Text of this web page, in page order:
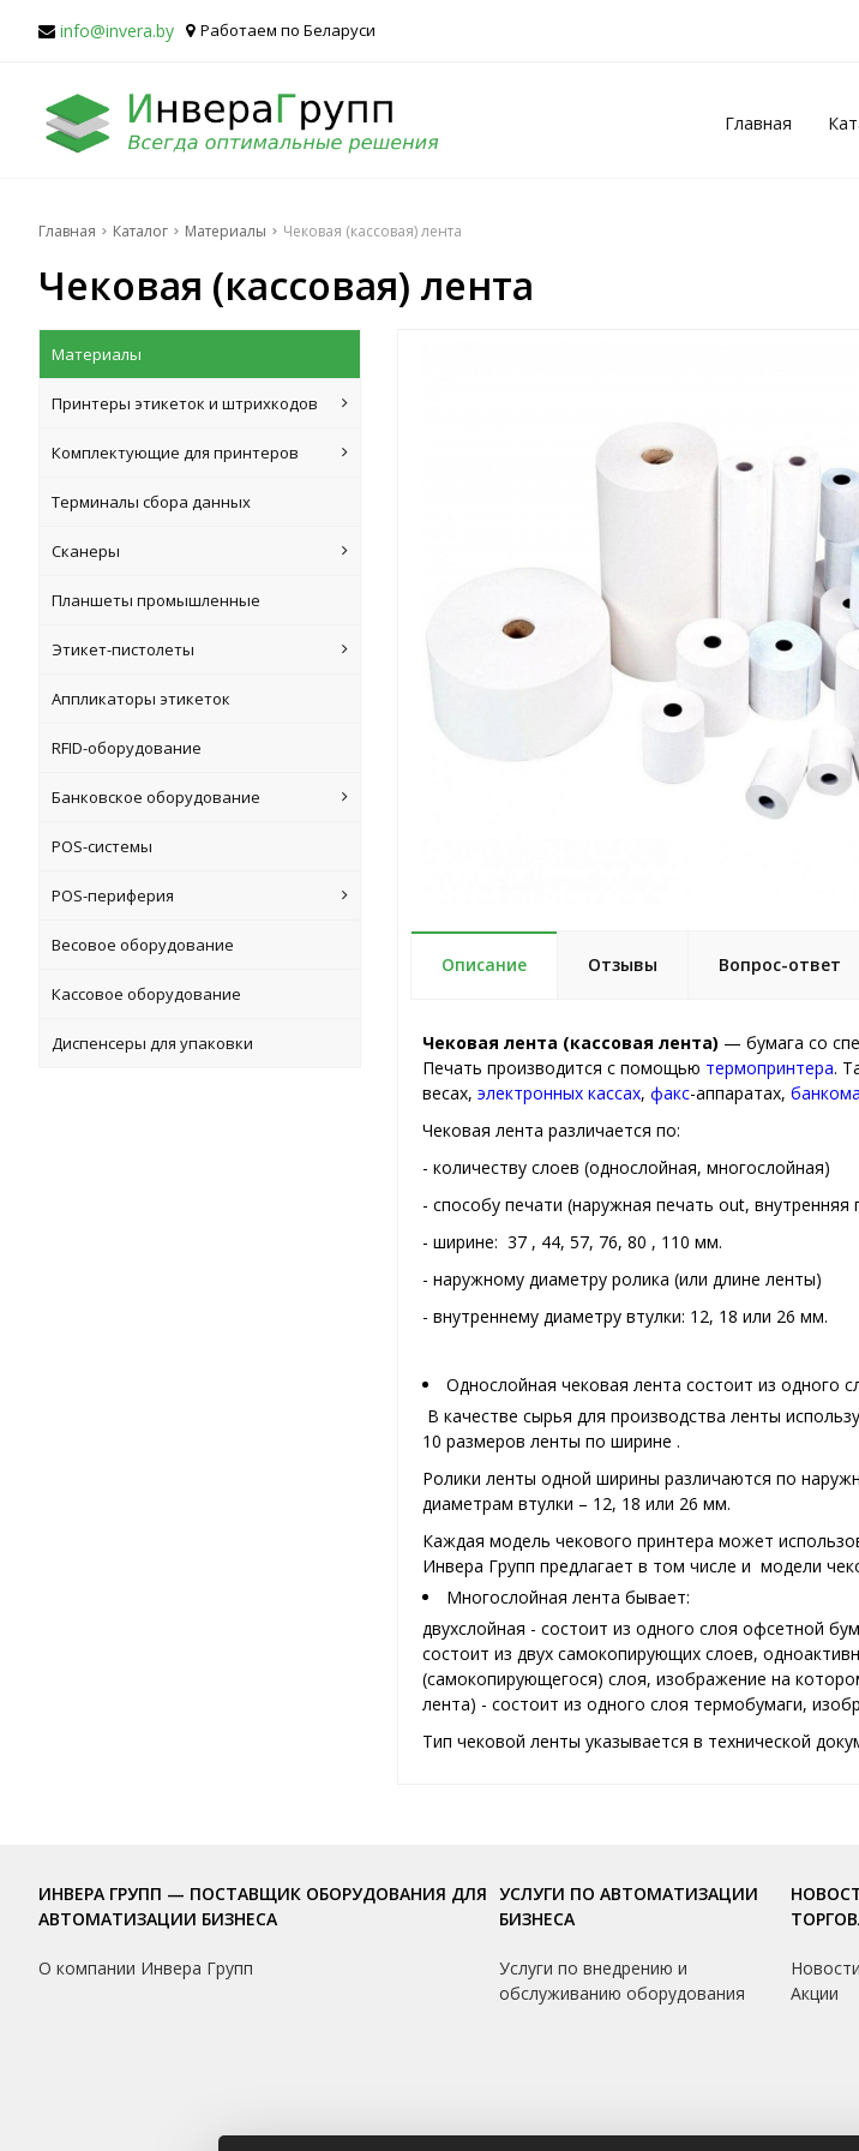
info@invera.by Работаем по Беларуси
Главная
Главная Каталог Материалы Чековая (кассовая) лента
Чековая (кассовая) лента
Материалы
Принтеры этикеток и штрихкодов
Комплектующие для принтеров
Терминалы сбора данных
Сканеры
Планшеты промышленные
Этикет-пистолеты
Аппликаторы этикеток
RFID-оборудование
Банковское оборудование
POS-системы
POS-периферия
Весовое оборудование
Кассовое оборудование
Диспенсеры для упаковки
Описание Отзывы Вопрос-ответ
Чековая лента (кассовая лента) — бумага со
Печать производится с помощью термопринтера.
весах, электронных кассах, факс-аппаратах,
Чековая лента различается по:
- количеству слоев (однослойная, многослойная)
- способу печати (наружная печать out, внутренняя
- ширине: 37 , 44, 57, 76, 80 , 110 мм.
- наружному диаметру ролика (или длине ленты)
- внутреннему диаметру втулки: 12, 18 или 26 мм.
Однослойная чековая лента состоит из одного
В качестве сырья для производства ленты
10 размеров ленты по ширине .
Ролики ленты одной ширины различаются по
диаметрам втулки – 12, 18 или 26 мм.
Каждая модель чекового принтера может
Инвера Групп предлагает в том числе и модели
Многослойная лента бывает:
двухслойная - состоит из одного слоя офсетной
состоит из двух самокопирующих слоев,
(самокопирующегося) слоя, изображение на
лента) - состоит из одного слоя термобумаги,
Тип чековой ленты указывается в технической
ИНВЕРА ГРУПП — ПОСТАВЩИК ОБОРУДОВАНИЯ ДЛЯ
АВТОМАТИЗАЦИИ БИЗНЕСА
О компании Инвера Групп
УСЛУГИ ПО АВТОМАТИЗАЦИИ
БИЗНЕСА
Услуги по внедрению и
обслуживанию оборудования
Акции